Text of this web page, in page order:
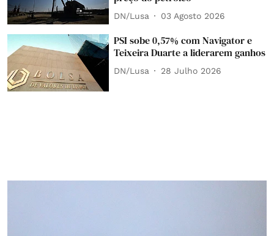
DN/Lusa 03 Agosto 2026
PSI sobe 0,57% com Navigator e
Teixeira Duarte a liderarem ganhos
DN/Lusa 28 Julho 2026